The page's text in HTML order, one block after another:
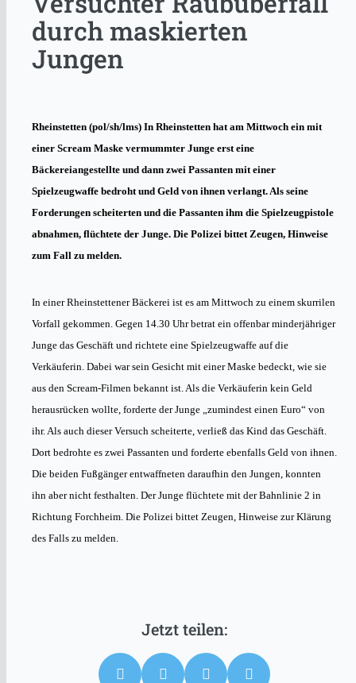
durch maskierten
Jungen
Rheinstetten (pol/sh/lms) In Rheinstetten hat am Mittwoch ein mit
einer Scream Maske vermummter Junge erst eine
Bäckereiangestellte und dann zwei Passanten mit einer
Spielzeugwaffe bedroht und Geld von ihnen verlangt. Als seine
Forderungen scheiterten und die Passanten ihm die Spielzeugpistole
abnahmen, flüchtete der Junge. Die Polizei bittet Zeugen, Hinweise
zum Fall zu melden.
In einer Rheinstettener Bäckerei ist es am Mittwoch zu einem skurrilen
Vorfall gekommen. Gegen 14.30 Uhr betrat ein offenbar minderjähriger
Junge das Geschäft und richtete eine Spielzeugwaffe auf die
Verkäuferin. Dabei war sein Gesicht mit einer Maske bedeckt, wie sie
aus den Scream-Filmen bekannt ist. Als die Verkäuferin kein Geld
herausrücken wollte, forderte der Junge „zumindest einen Euro“ von
ihr. Als auch dieser Versuch scheiterte, verließ das Kind das Geschäft.
Dort bedrohte es zwei Passanten und forderte ebenfalls Geld von ihnen.
Die beiden Fußgänger entwaffneten daraufhin den Jungen, konnten
ihn aber nicht festhalten. Der Junge flüchtete mit der Bahnlinie 2 in
Richtung Forchheim. Die Polizei bittet Zeugen, Hinweise zur Klärung
des Falls zu melden.